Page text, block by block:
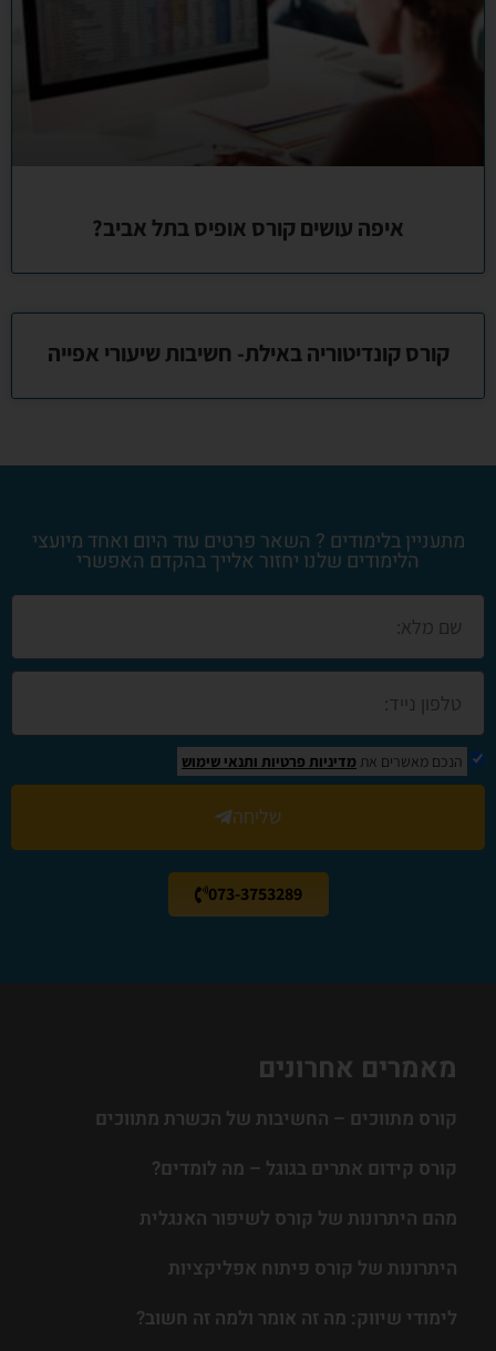
איפה עושים קורס אופיס בתל אביב?
קורס קונדיטוריה באילת- חשיבות שיעורי אפייה
מתעניין בלימודים ? השאר פרטים עוד היום ואחד מיועצי
הלימודים שלנו יחזור אלייך בהקדם האפשרי
הנכם מאשרים את מדיניות פרטיות ותנאי שימוש
שליחה
073-3753289
מאמרים אחרונים
קורס מתווכים – החשיבות של הכשרת מתווכים
קורס קידום אתרים בגוגל – מה לומדים?
מהם היתרונות של קורס לשיפור האנגלית
היתרונות של קורס פיתוח אפליקציות
לימודי שיווק: מה זה אומר ולמה זה חשוב?